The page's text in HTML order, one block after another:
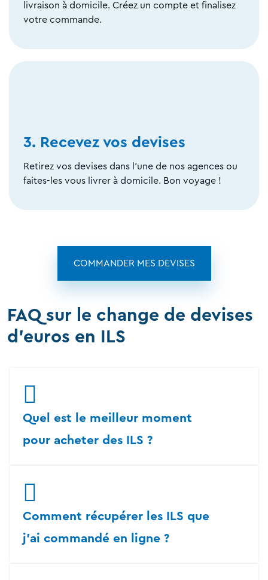
livraison à domicile. Créez un compte et finalisez
votre commande.
3. Recevez vos devises
Retirez vos devises dans l'une de nos agences ou
faites-les vous livrer à domicile. Bon voyage !
COMMANDER MES DEVISES
FAQ sur le change de devises
d'euros en ILS
Quel est le meilleur moment
pour acheter des ILS ?
Comment récupérer les ILS que
j'ai commandé en ligne ?